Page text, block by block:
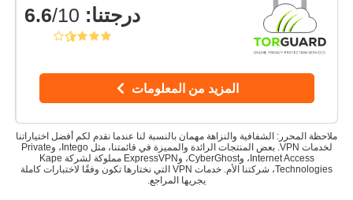
درجتنا:
/10
المزيد من المعلومات
ملاحظة المحرر: الشفافية والنزاهة مهمان بالنسبة لنا عندما نقدم لكم أفضل اختياراتنا
لخدمات VPN. بعض المنتجات الرائدة والمميزة في قائمتنا، مثل Intego، وPrivate
Internet Access، وCyberGhost، وExpressVPN مملوكة لشركة Kape
Technologies، شركتنا الأم. خدمات VPN التي نختارها تكون وفقًا لاختبارات كاملة
يجريها المراجع.